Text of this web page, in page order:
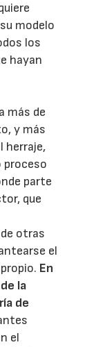
modelo
los
hayan
más de
y más
herraje,
proceso
parte
que
otras
el
En
la
de
el